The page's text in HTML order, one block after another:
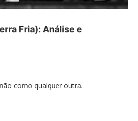
Fria): Análise e
como qualquer outra.